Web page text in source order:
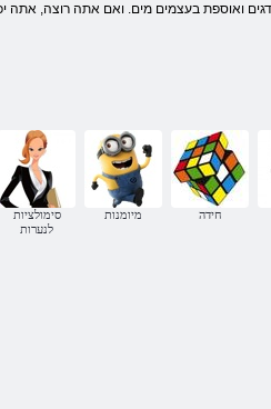
סימולציות
לנערות
מיומנות חידה